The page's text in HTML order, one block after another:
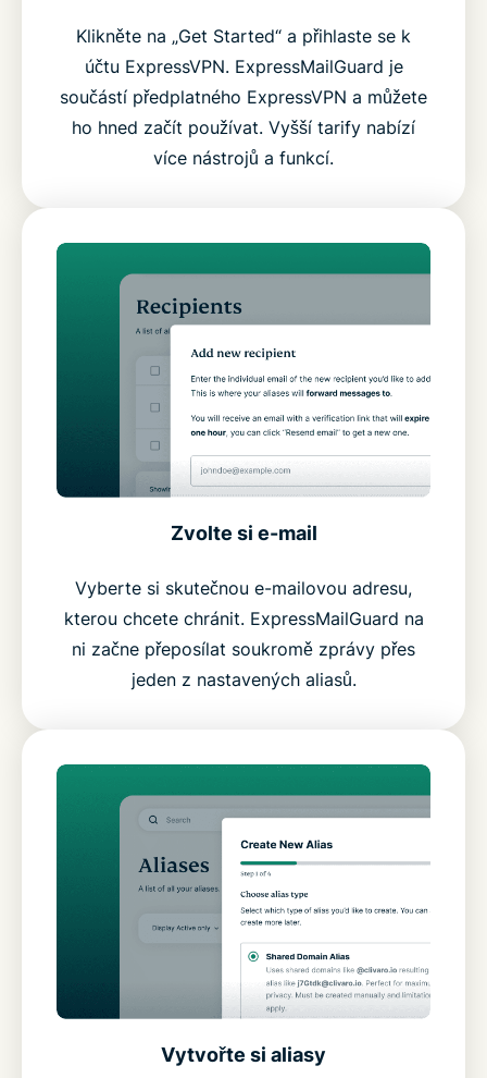
Klikněte na „Get Started“ a přihlaste se k
účtu ExpressVPN. ExpressMailGuard je
součástí předplatného ExpressVPN a můžete
ho hned začít používat. Vyšší tarify nabízí
více nástrojů a funkcí.
Zvolte si e-mail
Vyberte si skutečnou e-mailovou adresu,
kterou chcete chránit. ExpressMailGuard na
ni začne přeposílat soukromě zprávy přes
jeden z nastavených aliasů.
Vytvořte si aliasy